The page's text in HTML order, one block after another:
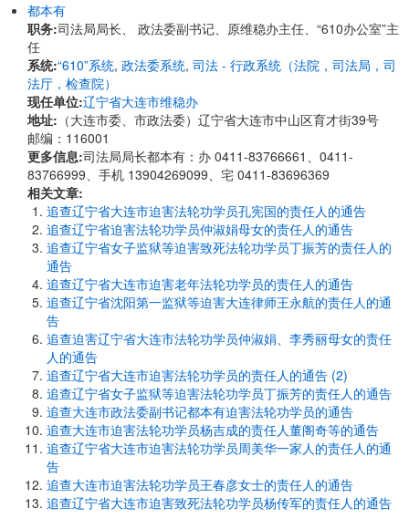
都本有
职务:司法局局长、 政法委副书记、原维稳办主任、“610办公室”主
任
系统:“610”系统, 政法委系统, 司法 - 行政系统（法院，司法局，司
法厅，检查院）
现任单位:辽宁省大连市维稳办
地址: （大连市委、市政法委）辽宁省大连市中山区育才街39号
邮编：116001
更多信息:司法局局长都本有：办 0411-83766661、0411-
83766999、手机 13904269099、宅 0411-83696369
相关文章:
追查辽宁省大连市迫害法轮功学员孔宪国的责任人的通告
追查辽宁省迫害法轮功学员仲淑娟母女的责任人的通告
追查辽宁省女子监狱等迫害致死法轮功学员丁振芳的责任人的
通告
追查辽宁省大连市迫害老年法轮功学员的责任人的通告
追查辽宁省沈阳第一监狱等迫害大连律师王永航的责任人的通
告
追查迫害辽宁省大连市法轮功学员仲淑娟、李秀丽母女的责任
人的通告
追查辽宁省大连市迫害法轮功学员的责任人的通告 (2)
追查辽宁省女子监狱等迫害法轮功学员丁振芳的责任人的通告
追查大连市政法委副书记都本有迫害法轮功学员的通告
追查大连市迫害法轮功学员杨吉成的责任人董阁奇等的通告
追查辽宁省大连市迫害法轮功学员周美华一家人的责任人的通
告
追查大连市迫害法轮功学员王春彦女士的责任人的通告
追查辽宁省大连市迫害致死法轮功学员杨传军的责任人的通告